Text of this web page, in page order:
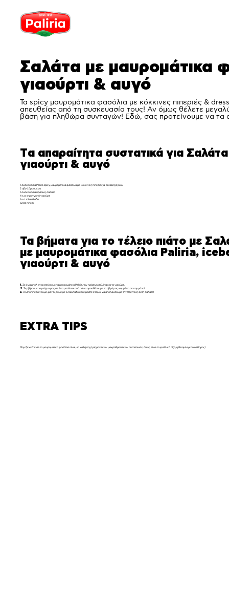
Σαλάτα με μαυρομάτικα
γιαούρτι & αυγό
Τα spicy μαυρομάτικα φασόλια με κόκκινες πιπεριές &
απευθείας από τη συσκευασία τους! Αν όμως θέλετε
βάση για πληθώρα συνταγών! Εδώ, σας προτείνουμε να τα
Tα απαραίτητα συστατικά για
γιαούρτι & αυγό
1 συσκευασία Paliria spicy μαυρομάτικα φασόλια με κόκκινες πιπεριές & dressing ξιδιού
2 αβγά βρασμένα
1 συσκευασία πράσινη σαλάτα
4 κ.σ. στραγγιστό γιαούρτι
1 κ.σ. ελαιόλαδο
αλάτι πιπέρι
Τα βήματα για το τέλειο πιάτο με
με μαυρομάτικα φασόλια Paliria,
γιαούρτι & αυγό
1.
Σε ένα μπολ ανακατεύουμε τα μαυρομάτικα Paliria, την πράσινη σαλάτα και το γιαούρτι.
2. Σερβίρουμε το μείγμα μας σε ένα μπολ και από πάνω προσθέτουμε τα αβγά μας κομμένα σε κομμάτια!
3. Αλατοπιπερώνουμε, ραντίζουμε με ελαιόλαδο και είμαστε έτοιμοι να απολαύσουμε την θρεπτική αυτή σαλάτα!
EXTRA TIPS
Μην ξεχνάτε ότι τα μαυρομάτικα φασόλια είναι μια καλή πηγή σημαντικών μακροθρεπτικών συστατικών, όπως είναι το φυλλικό οξύ, η θειαμίνη και ο σίδηρος!